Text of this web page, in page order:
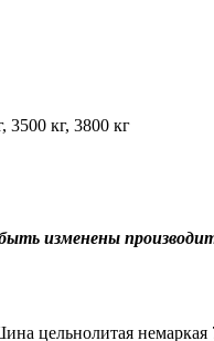
3500 кг, 3800 кг
изменены
цельнолитая